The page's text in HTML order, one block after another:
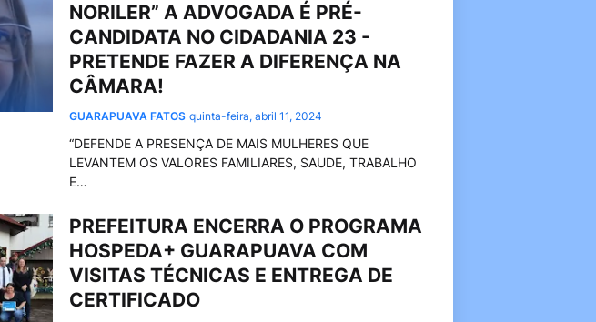
NORILER” A ADVOGADA É PRÉ-
CANDIDATA NO CIDADANIA 23 -
PRETENDE FAZER A DIFERENÇA NA
CÂMARA!
GUARAPUAVA FATOS quinta-feira, abril 11, 2024
“DEFENDE A PRESENÇA DE MAIS MULHERES QUE
LEVANTEM OS VALORES FAMILIARES, SAUDE, TRABALHO
E…
PREFEITURA ENCERRA O PROGRAMA
HOSPEDA+ GUARAPUAVA COM
VISITAS TÉCNICAS E ENTREGA DE
CERTIFICADO